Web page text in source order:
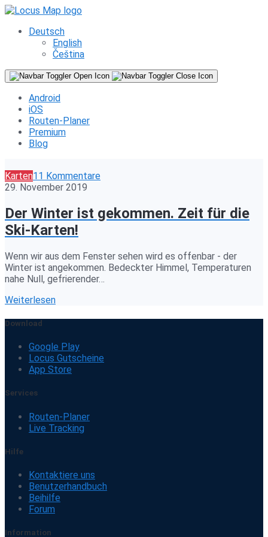
Deutsch
English
Čeština
Android
iOS
Routen-Planer
Premium
Blog
Karten11 Kommentare
29. November 2019
Der Winter ist gekommen. Zeit für die
Ski-Karten!
Wenn wir aus dem Fenster sehen wird es offenbar - der
Winter ist angekommen. Bedeckter Himmel, Temperaturen
nahe Null, gefrierender…
Weiterlesen
Download
Google Play
Locus Gutscheine
App Store
Services
Routen-Planer
Live Tracking
Hilfe
Kontaktiere uns
Benutzerhandbuch
Beihilfe
Forum
Information